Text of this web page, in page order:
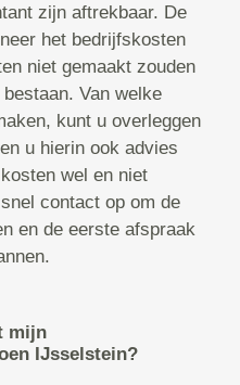
zijn aftrekbaar. De
het bedrijfskosten
niet gemaakt zouden
Van welke
kunt u overleggen
u hierin ook advies
wel en niet
contact op om de
en de eerste afspraak
mijn
IJsselstein?